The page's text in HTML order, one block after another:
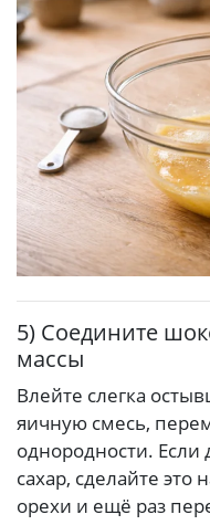
5) Соедините
массы
Влейте слегка
яичную смесь,
однородности.
сахар, сделайте это
орехи и ещё раз